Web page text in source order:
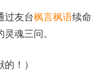
过友台枫言枫语续命
魂三问。
！）